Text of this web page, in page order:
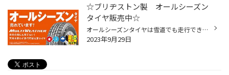
☆ブリヂストン製 オールシーズン
タイヤ販売中☆
オールシーズンタイヤは雪道でも走行できるということで、冬季に注目をされることが多いですが、ブリヂストンのオールシーズンタイヤ『マルチウェザー』は、季節に関係なく1年中販売&取付けのご依頼やお問い合わせが絶えません。 そもそも「オールシーズンタイヤ」とは？ ＜＜オールシーズンタイヤ...
2023年9月29日